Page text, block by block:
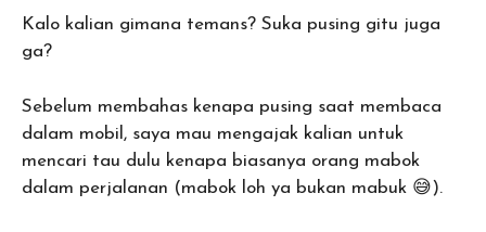
Kalo kalian gimana temans? Suka pusing gitu juga
ga?
Sebelum membahas kenapa pusing saat membaca
dalam mobil, saya mau mengajak kalian untuk
mencari tau dulu kenapa biasanya orang mabok
dalam perjalanan (mabok loh ya bukan mabuk 😅).